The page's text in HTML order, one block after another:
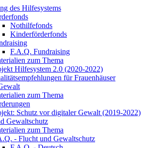
des Hilfesystems
Nothilfefonds
Kinderförderfonds
F.A.Q. Fundraising
zum Thema
Hilfesystem 2.0 (2020-2022)
für Frauenhäuser
zum Thema
Schutz vor digitaler Gewalt (2019-2022)
Gewaltschutz
zum Thema
- Flucht und Gewaltschutz